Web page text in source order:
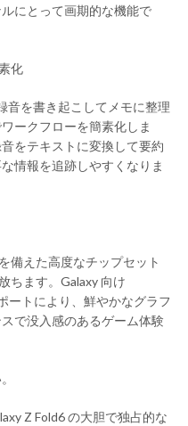
にとって画期的な機能で
化
音を書き起こしてメモに整理
ークフローを簡素化しま
をテキストに変換して要約
情報を追跡しやすくなりま
備えた高度なチップセット
ちます。Galaxy 向け
ートにより、鮮やかなグラフ
で没入感のあるゲーム体験
Z Fold6 の大胆で独占的な